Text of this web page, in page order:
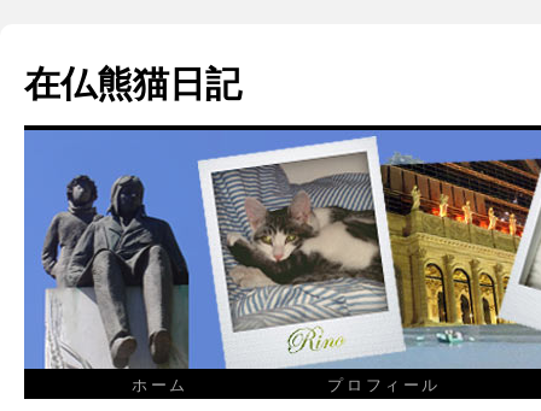
在仏熊猫日記
ホーム プロフィール